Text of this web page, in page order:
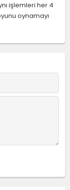
işlemleri her 4
oynamayı